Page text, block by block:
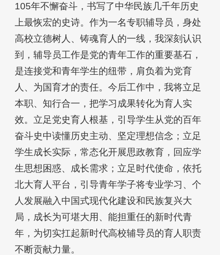
105年不懈奋斗，书写了中华民族几千年历史
上最恢宏的史诗。作为一名专职辅导员，身处
高校立德树人、铸魂育人的一线，我深刻认识
到，辅导员工作是党的青年工作的重要基石，
是连接党和青年学生的纽带，肩负着为党育
人、为国育才的责任。今后工作中，我将立足
本职、知行合一，把学习成果转化为育人实
效。立足党史育人根基，引导学生从党的百年
奋斗史中读懂历史主动、坚定理想信念；立足
学生成长实际，常态化开展思政教育，回应学
生思想困惑、成长需求；立足时代使命，依托
北大育人平台，引导青年学子将专业学习、个
人发展融入中国式现代化建设和民族复兴大
局，成长为可堪大用、能担重任的新时代青
年，为切实扛起新时代高校辅导员的育人职责
不断贡献力量。